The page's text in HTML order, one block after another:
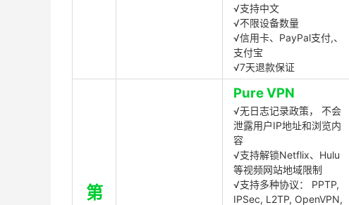
√支持中文
√不限设备数量
√信用卡、PayPal支付,、
支付宝
√7天退款保证
第
Pure VPN
√无日志记录政策， 不会
泄露用户IP地址和浏览内
容
√支持解锁Netflix、Hulu
等视频网站地域限制
√支持多种协议： PPTP,
IPSec, L2TP, OpenVPN,